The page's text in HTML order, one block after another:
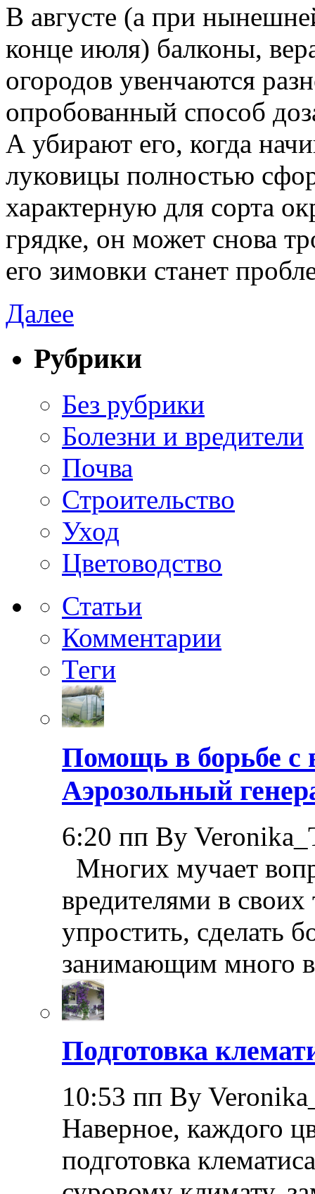
В августе (а при
конце июля) балконы,
огородов увенчаются
опробованный способ
А убирают его, когда
луковицы полностью
характерную для сорта
грядке, он может снова
его зимовки станет
Далее
Рубрики
Без рубрики
Болезни и вредители
Почва
Строительство
Уход
Цветоводство
Статьи
Комментарии
Теги
Помощь в борьбе с
Аэрозольный
6:20 пп By
Многих мучает
вредителями в своих
упростить, сделать
занимающим много
Подготовка
10:53 пп By
Наверное, каждого
подготовка